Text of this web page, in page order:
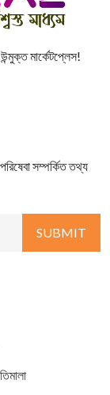
মার্কেটপ্লেস!
সম্পর্কিত তথ্য